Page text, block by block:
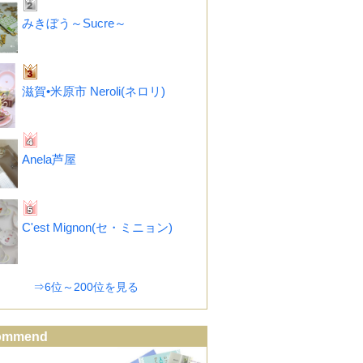
みきぼう～Sucre～
滋賀•米原市 Neroli(ネロリ)
Anela芦屋
C'est Mignon(セ・ミニョン)
⇒6位～200位を見る